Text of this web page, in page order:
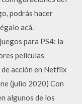
podrás hacer
acá.
para PS4: la
películas
acción en Netflix
(julio 2020) Con
algunos de los